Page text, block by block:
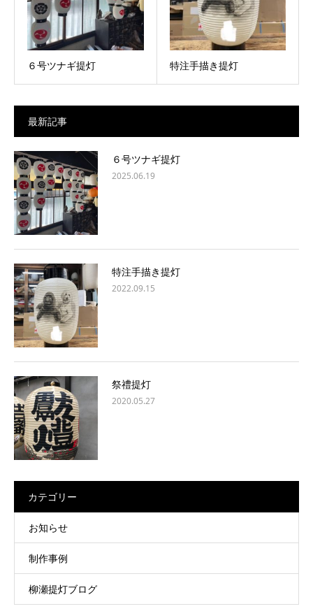
６号ツナギ提灯 特注手描き提灯
最新記事
６号ツナギ提灯
2025.06.19
特注手描き提灯
2022.09.15
祭禮提灯
2020.05.27
カテゴリー
お知らせ
制作事例
柳瀬提灯ブログ